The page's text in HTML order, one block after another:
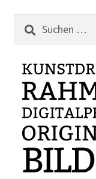
Suchen
nach: